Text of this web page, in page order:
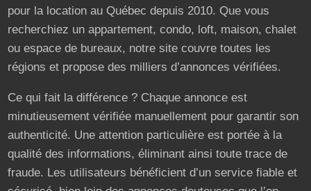
pour la location au Québec depuis 2010. Que vous
recherchiez un appartement, condo, loft, maison, chalet
ou espace de bureaux, notre site couvre toutes les
régions et propose des milliers d’annonces vérifiées.
Ce qui fait la différence ? Chaque annonce est
minutieusement vérifiée manuellement pour garantir son
authenticité. Une attention particulière est portée à la
qualité des informations, éliminant ainsi toute trace de
fraude. Les utilisateurs bénéficient d’un service fiable et